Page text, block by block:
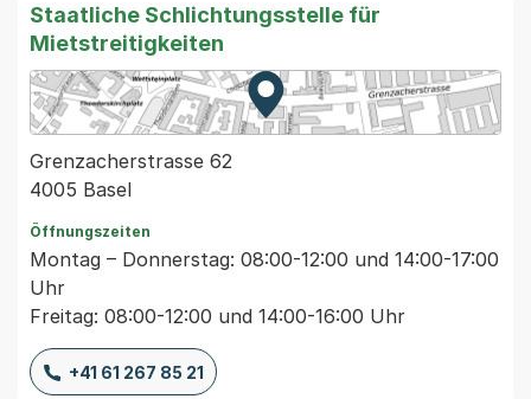
Staatliche Schlichtungsstelle für
Mietstreitigkeiten
Zur Karte von MapBS.
Externer Link, wird in einem
Grenzacherstrasse 62
4005 Basel
Öffnungszeiten
Montag – Donnerstag: 08:00-12:00 und 14:00-17:00
Uhr
Freitag: 08:00-12:00 und 14:00-16:00 Uhr
+41 61 267 85 21